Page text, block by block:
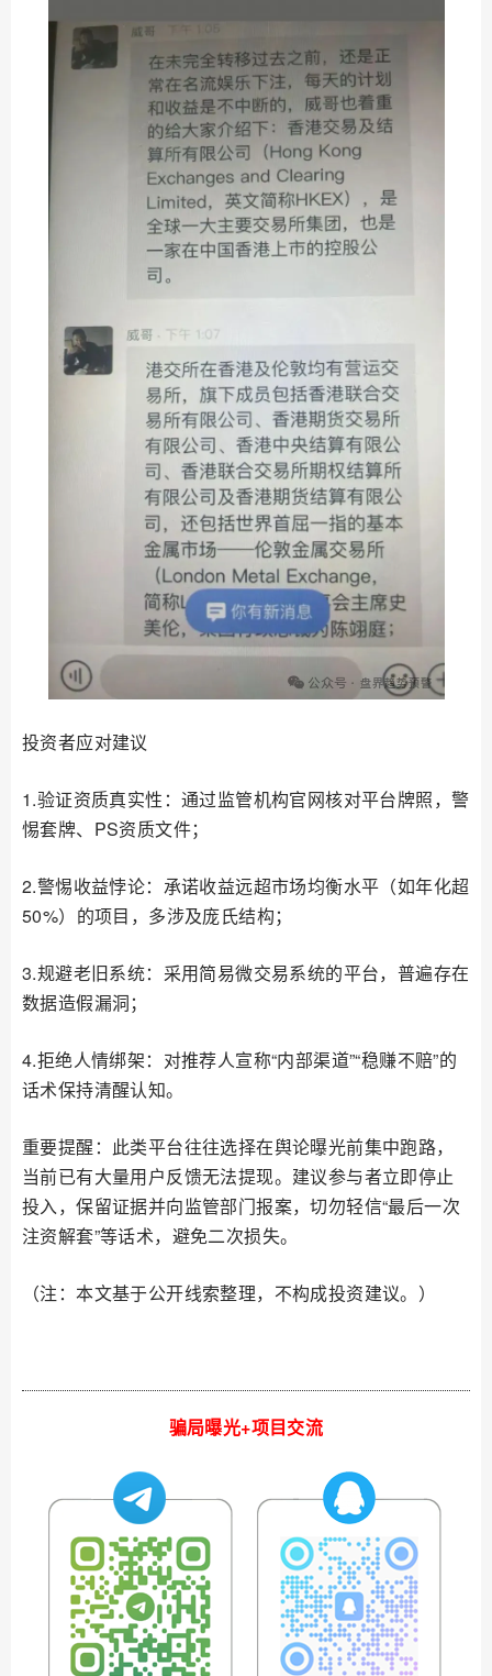
投资者应对建议
1.验证资质真实性：通过监管机构官网核对平台牌照，警
惕套牌、PS资质文件；
2.警惕收益悖论：承诺收益远超市场均衡水平（如年化超
50%）的项目，多涉及庞氏结构；
3.规避老旧系统：采用简易微交易系统的平台，普遍存在
数据造假漏洞；
4.拒绝人情绑架：对推荐人宣称“内部渠道”“稳赚不赔”的
话术保持清醒认知。
重要提醒：此类平台往往选择在舆论曝光前集中跑路，
当前已有大量用户反馈无法提现。建议参与者立即停止
投入，保留证据并向监管部门报案，切勿轻信“最后一次
注资解套”等话术，避免二次损失。
（注：本文基于公开线索整理，不构成投资建议。）
骗局曝光+项目交流